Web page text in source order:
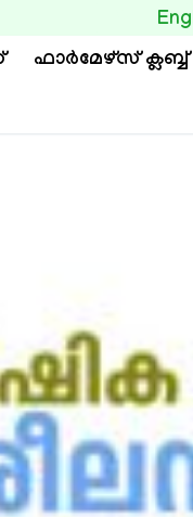
BUTTON
ഫാര്‍മേഴ്സ് ക്ലബ്ബ്